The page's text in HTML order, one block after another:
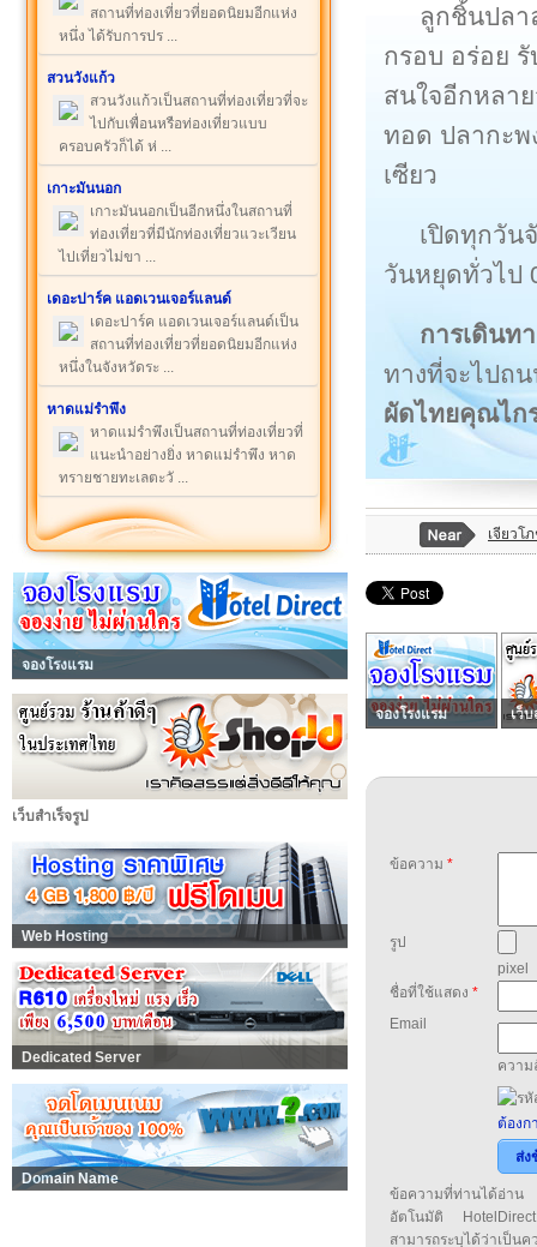
สถานที่ท่องเที่ยวที่ยอดนิยมอีกแห่ง
หนึ่ง ได้รับการปร ...
สวนวังแก้ว
สวนวังแก้วเป็นสถานที่ท่องเที่ยวที่จะ
ไปกับเพื่อนหรือท่องเที่ยวแบบ
ครอบครัวก็ได้ ห่ ...
เกาะมันนอก
เกาะมันนอกเป็นอีกหนึ่งในสถานที่
ท่องเที่ยวที่มีนักท่องเที่ยวแวะเวียน
ไปเที่ยวไม่ขา ...
เดอะปาร์ค แอดเวนเจอร์แลนด์
เดอะปาร์ค แอดเวนเจอร์แลนด์เป็น
สถานที่ท่องเที่ยวที่ยอดนิยมอีกแห่ง
หนึ่งในจังหวัดระ ...
หาดแม่รำพึง
หาดแม่รำพึงเป็นสถานที่ท่องเที่ยวที่
แนะนำอย่างยิ่ง หาดแม่รำพึง หาด
ทรายชายทะเลตะวั ...
จองโรงแรม
เว็บสำเร็จรูป
Web Hosting
Dedicated Server
Domain Name
ลูกชิ้นปลา
กรอบ อร่อย
สนใจอีกหลา
ทอด ปลากะพ
เซียว
เปิดทุกวัน
วันหยุดทั่วไป
การเดินท
ทางที่จะไปถน
ผัดไทยคุณไก
เจียวโ
จองโรงแรม เว็บ
ข้อความ *
รูป
pixel
ชื่อที่ใช้แสดง *
Email
ความ
ต้องก
ส่ง
ข้อความที่ท่านได้อ่าน
อัตโนมัติ
สามารถระบุได้ว่าเป็น